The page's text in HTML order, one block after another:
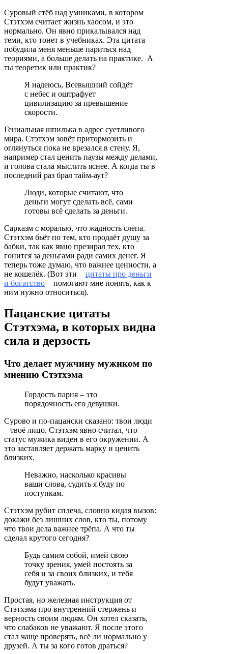
Суровый стёб над умниками, в котором
Стэтхэм считает жизнь хаосом, и это
нормально. Он явно прикалывался над
теми, кто тонет в учебниках. Эта цитата
побудила меня меньше париться над
теориями, а больше делать на практике. А
ты теоретик или практик?
Я надеюсь, Всевышний сойдёт
с небес и оштрафует
цивилизацию за превышение
скорости.
Гениальная шпилька в адрес суетливого
мира. Стэтхэм зовёт притормозить и
оглянуться пока не врезался в стену. Я,
например стал ценить паузы между делами,
и голова стала мыслить яснее. А когда ты в
последний раз брал тайм-аут?
Люди, которые считают, что
деньги могут сделать всё, сами
готовы всё сделать за деньги.
Сарказм с моралью, что жадность слепа.
Стэтхэм бьёт по тем, кто продаёт душу за
бабки, так как явно презирал тех, кто
гонится за деньгами ради самих денег. Я
теперь тоже думаю, что важнее ценности, а
не кошелёк. (Вот эти
цитаты про деньги
и богатство
помогают мне понять, как к
ним нужно относиться).
Пацанские цитаты
Стэтхэма, в которых видна
сила и дерзость
Что делает мужчину мужиком по
мнению Стэтхэма
Гордость парня – это
порядочность его девушки.
Сурово и по-пацански сказано: твои люди
– твоё лицо. Стэтхэм явно считал, что
статус мужика виден в его окружении. А
это заставляет держать марку и ценить
близких.
Неважно, насколько красивы
ваши слова, судить я буду по
поступкам.
Стэтхэм рубит сплеча, словно кидая вызов:
докажи без лишних слов, кто ты, потому
что твои дела важнее трёпа. А что ты
сделал крутого сегодня?
Будь самим собой, имей свою
точку зрения, умей постоять за
себя и за своих близких, и тебя
будут уважать.
Простая, но железная инструкция от
Стэтхэма про внутренний стержень и
верность своим людям. Он хотел сказать,
что слабаков не уважают. Я после этого
стал чаще проверять, всё ли нормально у
друзей. А ты за кого готов драться?